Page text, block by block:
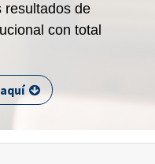
de
con total